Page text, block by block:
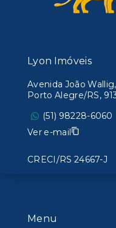
Menu
Lyon Imóveis
Avenida João
Porto Alegre/RS,
(51) 98228-6060
Ver e-mail
CRECI/RS 24667-J